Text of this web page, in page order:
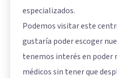
especializados.
Podemos visitar este
gustaría poder escoger
tenemos interés en poder
médicos sin tener que